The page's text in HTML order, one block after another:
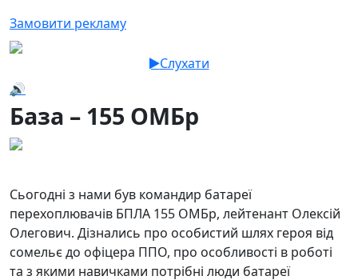
Замовити рекламу
Слухати
🔊
База – 155 ОМБр
Сьогодні з нами був командир батареї
перехоплювачів БПЛА 155 ОМБр, лейтенант Олексій
Олегович. Дізнались про особистий шлях героя від
сомельє до офіцера ППО, про особливості в роботі
та з якими навичками потрібні люди батареї